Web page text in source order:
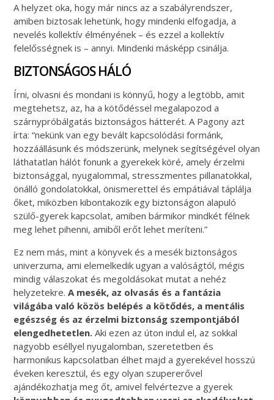
A helyzet oka, hogy már nincs az a szabályrendszer,
amiben biztosak lehetünk, hogy mindenki elfogadja, a
nevelés kollektív élményének – és ezzel a kollektív
felelősségnek is – annyi. Mindenki másképp csinálja.
BIZTONSÁGOS HÁLÓ
Írni, olvasni és mondani is könnyű, hogy a legtöbb, amit
megtehetsz, az, ha a kötődéssel megalapozod a
szárnypróbálgatás biztonságos hátterét. A Pagony azt
írta: “nekünk van egy bevált kapcsolódási formánk,
hozzáállásunk és módszerünk, melynek segítségével olyan
láthatatlan hálót fonunk a gyerekek köré, amely érzelmi
biztonsággal, nyugalommal, stresszmentes pillanatokkal,
önálló gondolatokkal, önismerettel és empátiával táplálja
őket, miközben kibontakozik egy biztonságon alapuló
szülő-gyerek kapcsolat, amiben bármikor mindkét félnek
meg lehet pihenni, amiből erőt lehet meríteni.”
Ez nem más, mint a könyvek és a mesék biztonságos
univerzuma, ami elemelkedik ugyan a valóságtól, mégis
mindig válaszokat és megoldásokat mutat a nehéz
helyzetekre.A mesék, az olvasás és a fantázia
világába való közös belépés a kötődés, a mentális
egészség és az érzelmi biztonság szempontjából
elengedhetetlen. Aki ezen az úton indul el, az sokkal
nagyobb eséllyel nyugalomban, szeretetben és
harmonikus kapcsolatban élhet majd a gyerekével hosszú
éveken keresztül, és egy olyan szupererővel
ajándékozhatja meg őt, amivel felvértezve a gyerek